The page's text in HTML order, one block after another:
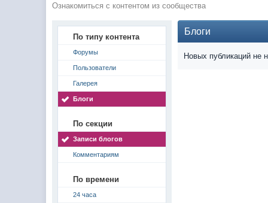
Ознакомиться с контентом из сообщества
По типу контента
Форумы
Пользователи
Галерея
Блоги
По секции
Записи блогов
Комментариям
По времени
24 часа
Блоги
Новых публикаций не